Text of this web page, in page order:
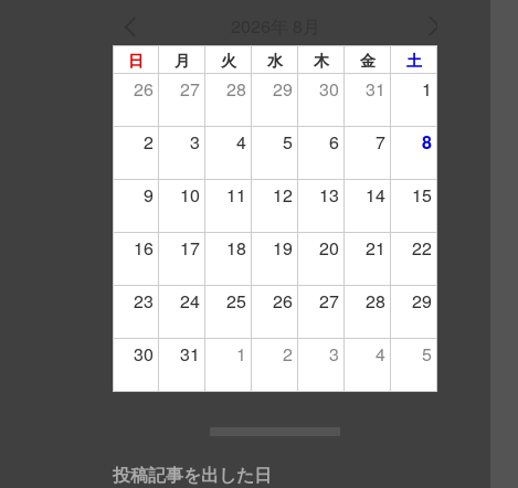
日 月 火 水 木 金 土
26 27 28 29 30 31 1
2 3 4 5 6 7 8
9 10 11 12 13 14 15
16 17 18 19 20 21 22
23 24 25 26 27 28 29
30 31 1 2 3 4 5
投稿記事を出した日